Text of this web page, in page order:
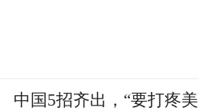
中国5招齐出，“要打疼美